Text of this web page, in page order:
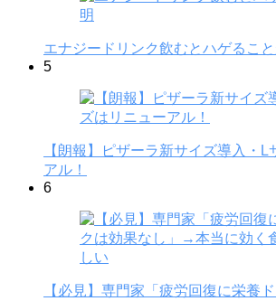
エナジードリンク飲むとハゲるこ
5
【朗報】ピザーラ新サイズ導入・L
アル！
6
【必見】専門家「疲労回復に栄養